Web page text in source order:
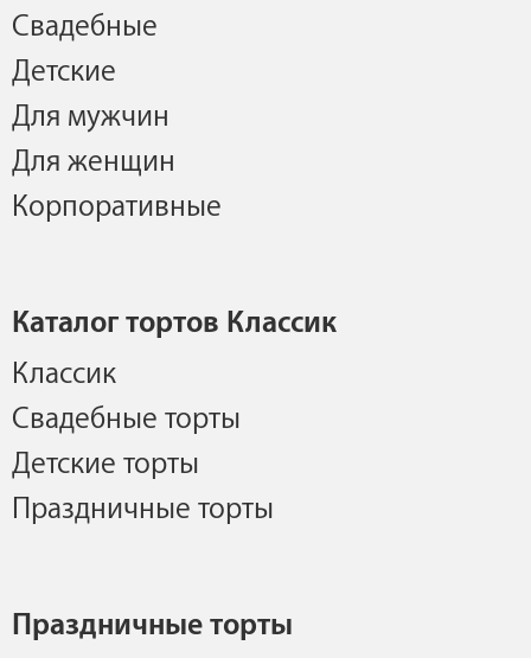
Свадебные
Детские
Для мужчин
Для женщин
Корпоративные
Каталог тортов Классик
Классик
Свадебные торты
Детские торты
Праздничные торты
Праздничные торты